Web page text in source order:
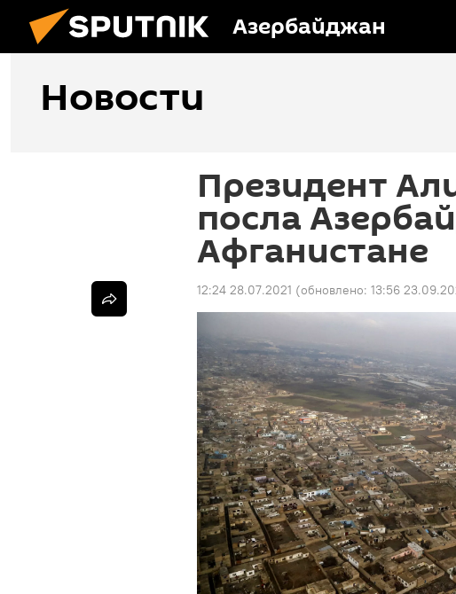
Азербайджан
Новости
Президент
посла
Афганистане
12:24 28.07.2021 (обновлено: 13:56